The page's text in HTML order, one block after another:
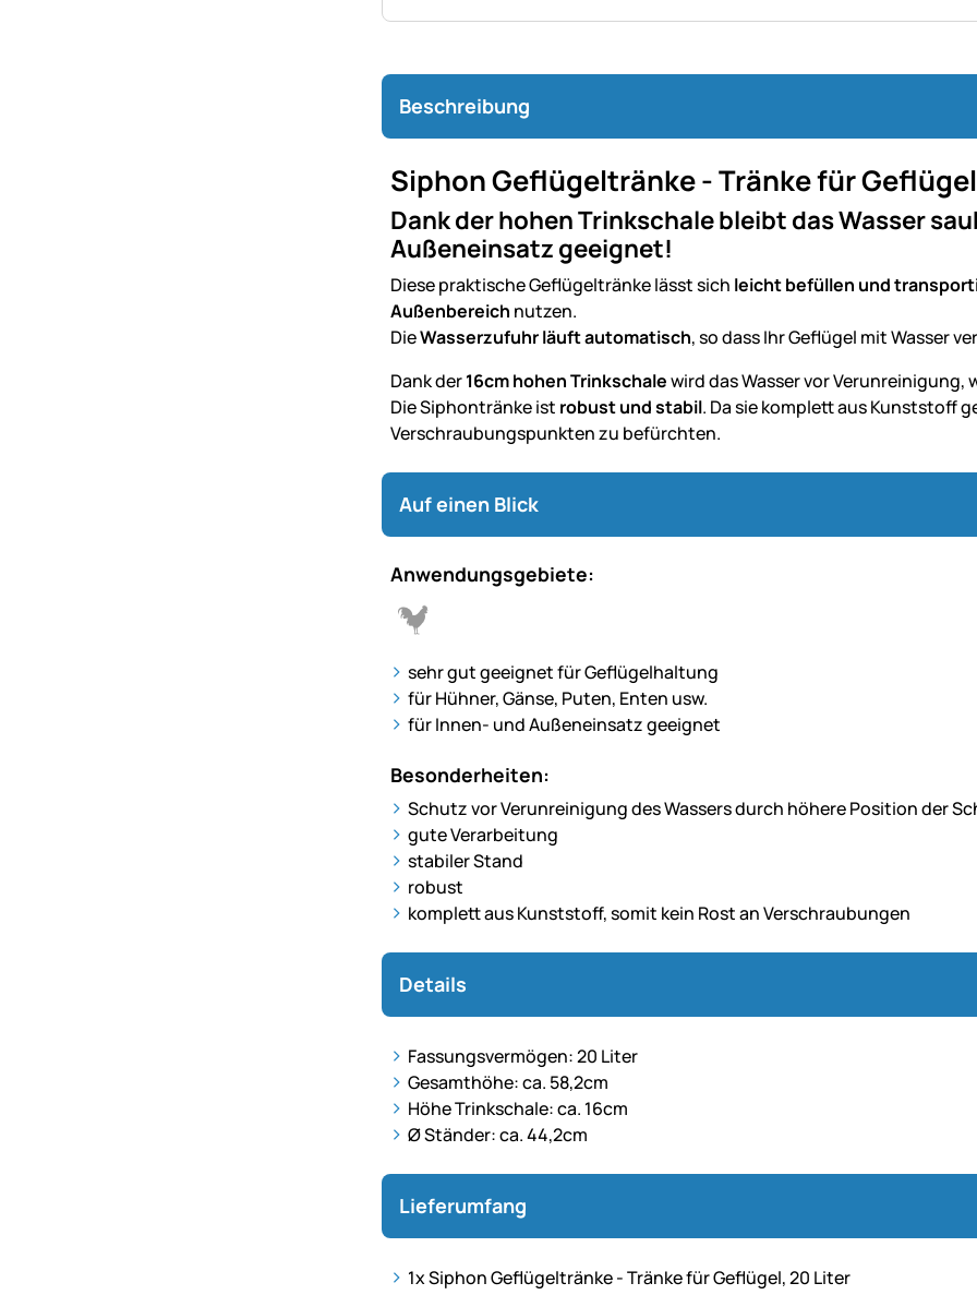
Beschreibung
Siphon Geflügeltränke - Tränke für
Dank der hohen Trinkschale bleibt das Wasser
Außeneinsatz geeignet!
Diese praktische Geflügeltränke lässt sich leicht befüllen und
Außenbereich nutzen.
DieWasserzufuhr läuft automatisch, so dass Ihr Geflügel mit Wasser
Dank der16cm hohen Trinkschalewird das Wasser vor
Die Siphontränke ist robust und stabil. Da sie komplett aus Kunststoff
Verschraubungspunkten zu befürchten.
Auf einen Blick
Anwendungsgebiete:
sehr gut geeignet für Geflügelhaltung
für Hühner, Gänse, Puten, Enten usw.
für Innen- und Außeneinsatz geeignet
Besonderheiten:
Schutz vor Verunreinigung des Wassers durch höhere Position der
gute Verarbeitung
stabiler Stand
robust
komplett aus Kunststoff, somit kein Rost an Verschraubungen
Details
Fassungsvermögen: 20 Liter
Gesamthöhe: ca. 58,2cm
Höhe Trinkschale: ca. 16cm
Ø Ständer: ca. 44,2cm
Lieferumfang
1x Siphon Geflügeltränke - Tränke für Geflügel, 20 Liter